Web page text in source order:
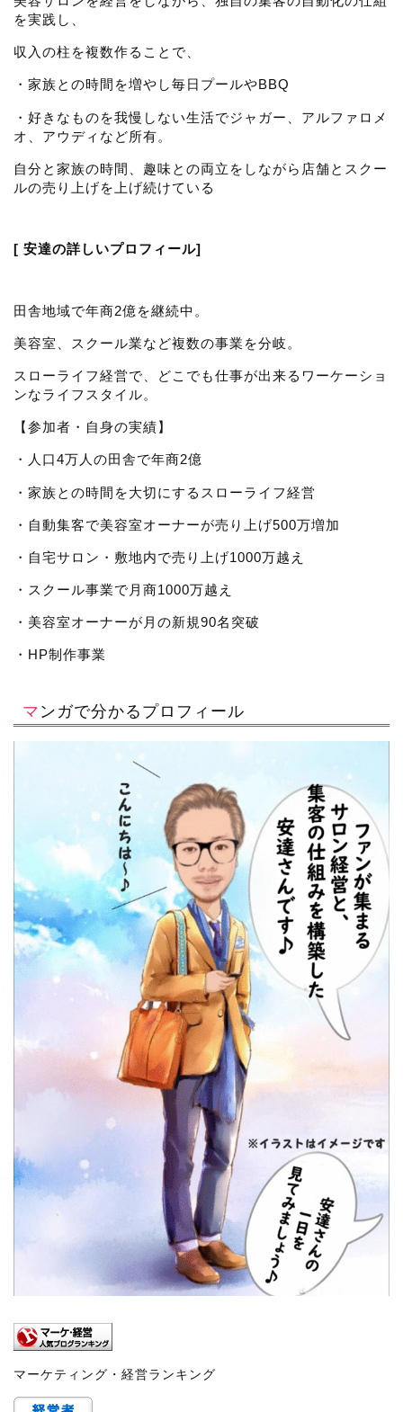
を実践し、
収入の柱を複数作ることで、
・家族との時間を増やし毎日プールやBBQ
・好きなものを我慢しない生活でジャガー、アルファロメ
オ、アウディなど所有。
自分と家族の時間、趣味との両立をしながら店舗とスクー
ルの売り上げを上げ続けている
[ 安達の詳しいプロフィール]
田舎地域で年商2億を継続中。
美容室、スクール業など複数の事業を分岐。
スローライフ経営で、どこでも仕事が出来るワーケーショ
ンなライフスタイル。
【参加者・自身の実績】
・人口4万人の田舎で年商2億
・家族との時間を大切にするスローライフ経営
・自動集客で美容室オーナーが売り上げ500万増加
・自宅サロン・敷地内で売り上げ1000万越え
・スクール事業で月商1000万越え
・美容室オーナーが月の新規90名突破
・HP制作事業
マンガで分かるプロフィール
マーケティング・経営ランキング